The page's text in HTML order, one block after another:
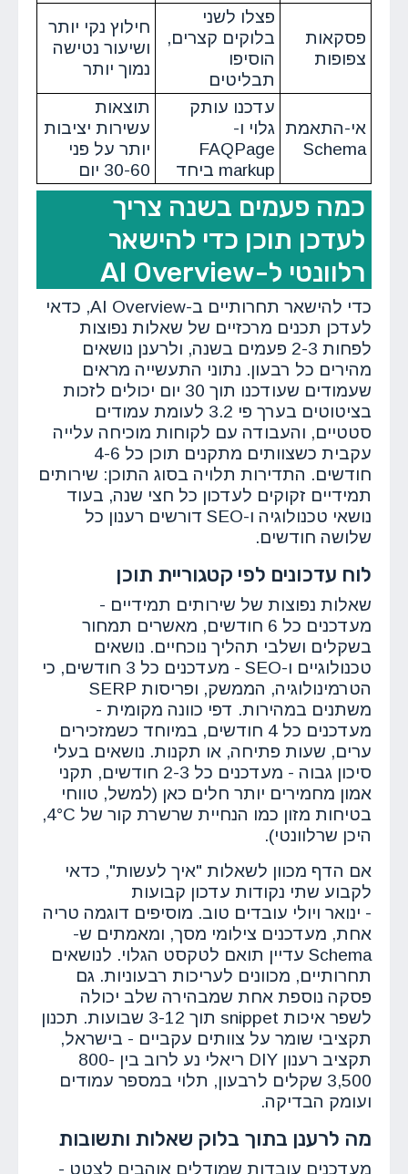
פסקאות
צפופות
פצלו לשני
בלוקים קצרים,
הוסיפו
תבליטים
חילוץ נקי יותר
ושיעור נטישה
נמוך יותר
אי-התאמת
Schema
עדכנו עותק
גלוי ו-
FAQPage
markup ביחד
תוצאות
עשירות יציבות
יותר על פני
30-60 יום
כמה פעמים בשנה צריך
לעדכן תוכן כדי להישאר
רלוונטי ל-AI Overview
כדי להישאר תחרותיים ב-AI Overview, כדאי
לעדכן תכנים מרכזיים של שאלות נפוצות
לפחות 2-3 פעמים בשנה, ולרענן נושאים
מהירים כל רבעון. נתוני התעשייה מראים
שעמודים שעודכנו תוך 30 יום יכולים לזכות
בציטוטים בערך פי 3.2 לעומת עמודים
סטטיים, והעבודה עם לקוחות מוכיחה עלייה
עקבית כשצוותים מתקנים תוכן כל 4-6
חודשים. התדירות תלויה בסוג התוכן: שירותים
תמידיים זקוקים לעדכון כל חצי שנה, בעוד
נושאי טכנולוגיה ו-SEO דורשים רענון כל
שלושה חודשים.
לוח עדכונים לפי קטגוריית תוכן
שאלות נפוצות של שירותים תמידיים -
מעדכנים כל 6 חודשים, מאשרים תמחור
בשקלים ושלבי תהליך נוכחיים. נושאים
טכנולוגיים ו-SEO - מעדכנים כל 3 חודשים, כי
הטרמינולוגיה, הממשק, ופריסות SERP
משתנים במהירות. דפי כוונה מקומית -
מעדכנים כל 4 חודשים, במיוחד כשמזכירים
ערים, שעות פתיחה, או תקנות. נושאים בעלי
סיכון גבוה - מעדכנים כל 2-3 חודשים, תקני
אמון מחמירים יותר חלים כאן (למשל, טווחי
בטיחות מזון כמו הנחיית שרשרת קור של 4°C,
היכן שרלוונטי).
אם הדף מכוון לשאלות "איך לעשות", כדאי
לקבוע שתי נקודות עדכון קבועות
- ינואר ויולי עובדים טוב. מוסיפים דוגמה טריה
אחת, מעדכנים צילומי מסך, ומאמתים ש-
Schema עדיין תואם לטקסט הגלוי. לנושאים
תחרותיים, מכוונים לעריכות רבעוניות. גם
פסקה נוספת אחת שמבהירה שלב יכולה
לשפר איכות snippet תוך 3-12 שבועות. תכנון
תקציבי שומר על צוותים עקביים - בישראל,
תקציב רענון DIY ריאלי נע לרוב בין 800-
3,500 שקלים לרבעון, תלוי במספר עמודים
ועומק הבדיקה.
מה לרענן בתוך בלוק שאלות ותשובות
מעדכנים עובדות שמודלים אוהבים לצטט -